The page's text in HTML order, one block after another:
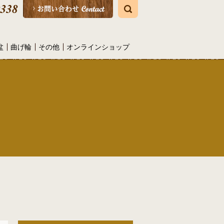
曲げ輪 その他 オンラインショップ